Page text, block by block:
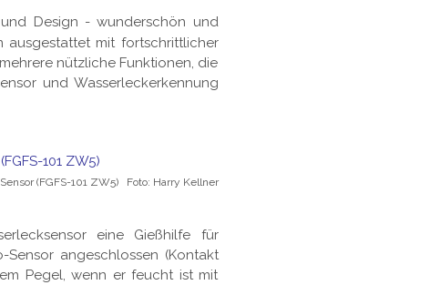
Design - wunderschön und
ausgestattet mit fortschrittlicher
nützliche Funktionen, die
und Wasserleckerkennung
(FGFS-101 ZW5) Foto: Harry Kellner
eine Gießhilfe für
angeschlossen (Kontakt
Pegel, wenn er feucht ist mit